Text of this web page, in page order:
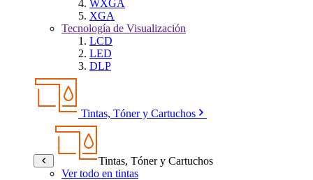
WXGA
XGA
Tecnología de Visualización
LCD
LED
DLP
Tintas, Tóner y Cartuchos
Tintas, Tóner y Cartuchos
Ver todo en tintas